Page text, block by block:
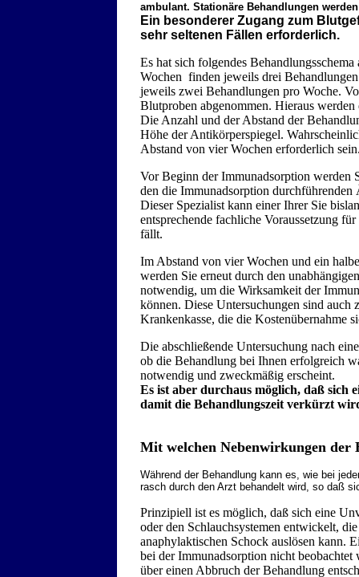
ambulant. Stationäre Behandlungen
Ein besonderer Zugang zum
sehr seltenen Fällen erforderlich.
Es hat sich folgendes
Wochen finden jeweils drei
jeweils zwei Behandlungen pro Woche.
Blutproben abgenommen. Hieraus
Die Anzahl und der Abstand der
Höhe der Antikörperspiegel.
Abstand von vier Wochen erforderlich
Vor Beginn der Immunadsorption werden
den die Immunadsorption durchführenden
Dieser Spezialist kann einer Ihrer Sie
entsprechende fachliche Voraussetzung
fällt.
Im Abstand von vier Wochen und ein
werden Sie erneut durch den
notwendig, um die Wirksamkeit der
können. Diese Untersuchungen sind auch
Krankenkasse, die die Kostenübernahme
Die abschließende Untersuchung nach
ob die Behandlung bei Ihnen erfolgreich
notwendig und zweckmäßig erscheint.
Es ist aber durchaus möglich, daß sich
damit die Behandlungszeit verkürzt
Mit welchen Nebenwirkungen der
Während der Behandlung kann es, wie bei
rasch durch den Arzt behandelt wird, so daß
Prinzipiell ist es möglich, daß sich eine
oder den Schlauchsystemen entwickelt,
anaphylaktischen Schock auslösen kann.
bei der Immunadsorption nicht
über einen Abbruch der Behandlung